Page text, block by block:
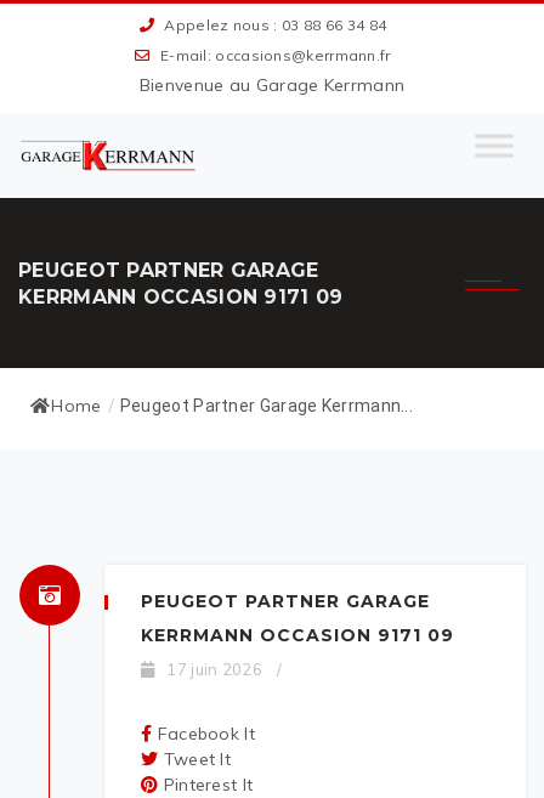
Appelez nous : 03 88 66 34 84
E-mail: occasions@kerrmann.fr
Bienvenue au Garage Kerrmann
PEUGEOT PARTNER GARAGE
KERRMANN OCCASION 9171 09
Home / Peugeot Partner Garage Kerrmann...
PEUGEOT PARTNER GARAGE
KERRMANN OCCASION 9171 09
17 juin 2026 /
Facebook It
Tweet It
Pinterest It